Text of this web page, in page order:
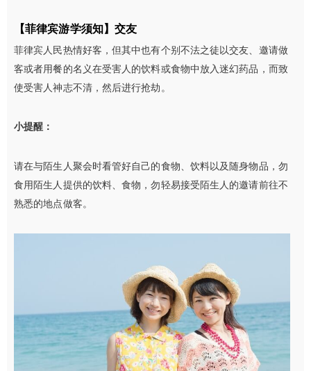
【菲律宾游学须知】 交友
菲律宾人民热情好客，但其中也有个别不法之徒以交友、邀请做
客或者用餐的名义在受害人的饮料或食物中放入迷幻药品，而致
使受害人神志不清，然后进行抢劫。
小提醒：
请在与陌生人聚会时看管好自己的食物、饮料以及随身物品，勿
食用陌生人提供的饮料、食物，勿轻易接受陌生人的邀请前往不
熟悉的地点做客。